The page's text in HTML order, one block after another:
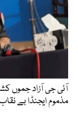
آئی جی آزاد جموں
مذموم ایجنڈا بے